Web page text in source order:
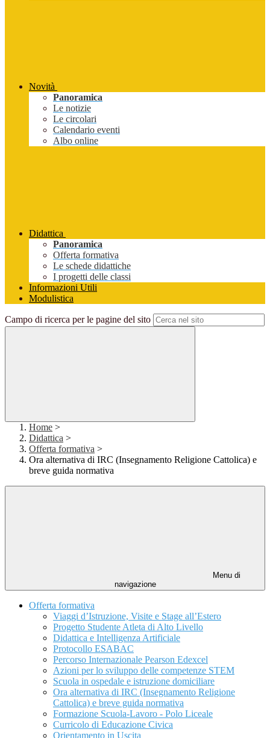
Novità
Panoramica
Le notizie
Le circolari
Calendario eventi
Albo online
Didattica
Panoramica
Offerta formativa
Le schede didattiche
I progetti delle classi
Informazioni Utili
Modulistica
Campo di ricerca per le pagine del sito
Home >
Didattica >
Offerta formativa >
Ora alternativa di IRC (Insegnamento Religione Cattolica) e
breve guida normativa
Menu di
navigazione
Offerta formativa
Viaggi d’Istruzione, Visite e Stage all’Estero
Progetto Studente Atleta di Alto Livello
Didattica e Intelligenza Artificiale
Protocollo ESABAC
Percorso Internazionale Pearson Edexcel
Azioni per lo sviluppo delle competenze STEM
Scuola in ospedale e istruzione domiciliare
Ora alternativa di IRC (Insegnamento Religione
Cattolica) e breve guida normativa
Formazione Scuola-Lavoro - Polo Liceale
Curricolo di Educazione Civica
Orientamento in Uscita